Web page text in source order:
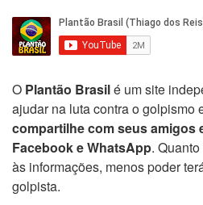
O Plantão Brasilé um site
ajudar na luta contra o golpismo
compartilhe com seus amigos
Facebook e WhatsApp.
às informações, menos poder
golpista.